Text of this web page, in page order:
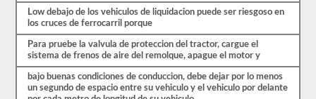
examen
combinado.
Tenemos
100
preguntas
que
Low debajo de los vehiculos de liquidacion puede ser riesgoso en
los cruces de ferrocarril porque
Para pruebe la valvula de proteccion del tractor, cargue el
sistema de frenos de aire del remolque, apague el motor y
bajo buenas condiciones de conduccion, debe dejar por lo menos
un segundo de espacio entre su vehiculo y el vehiculo por delante